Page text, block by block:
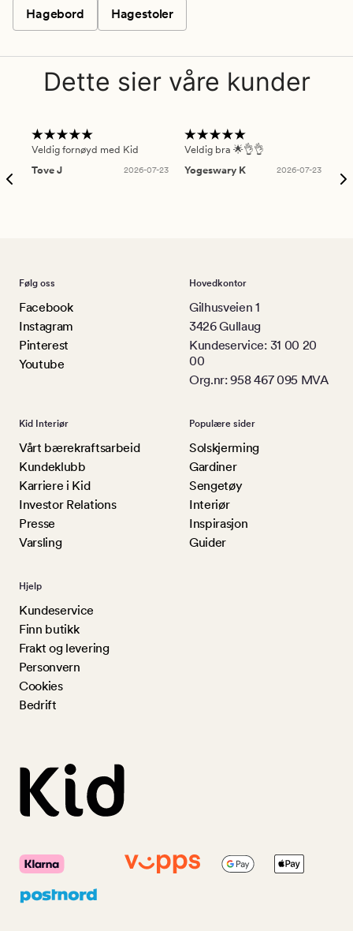
Hagebord Hagestoler
Dette sier våre kunder
Veldig fornøyd med Kid
Tove J
2026-07-23
Veldig bra 🌟👌👌
Yogeswary K
2026-07-23
Følg oss
Facebook
Instagram
Pinterest
Youtube
Hovedkontor
Gilhusveien 1
3426 Gullaug
Kundeservice: 31 00 20
00
Org.nr: 958 467 095 MVA
Kid Interiør
Vårt bærekraftsarbeid
Kundeklubb
Karriere i Kid
Investor Relations
Presse
Varsling
Populære sider
Solskjerming
Gardiner
Sengetøy
Interiør
Inspirasjon
Guider
Hjelp
Kundeservice
Finn butikk
Frakt og levering
Personvern
Cookies
Bedrift